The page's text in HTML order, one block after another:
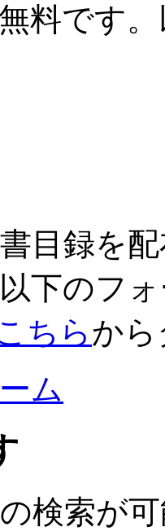
料です
目録を
下のフ
ちらか
ム
検索が